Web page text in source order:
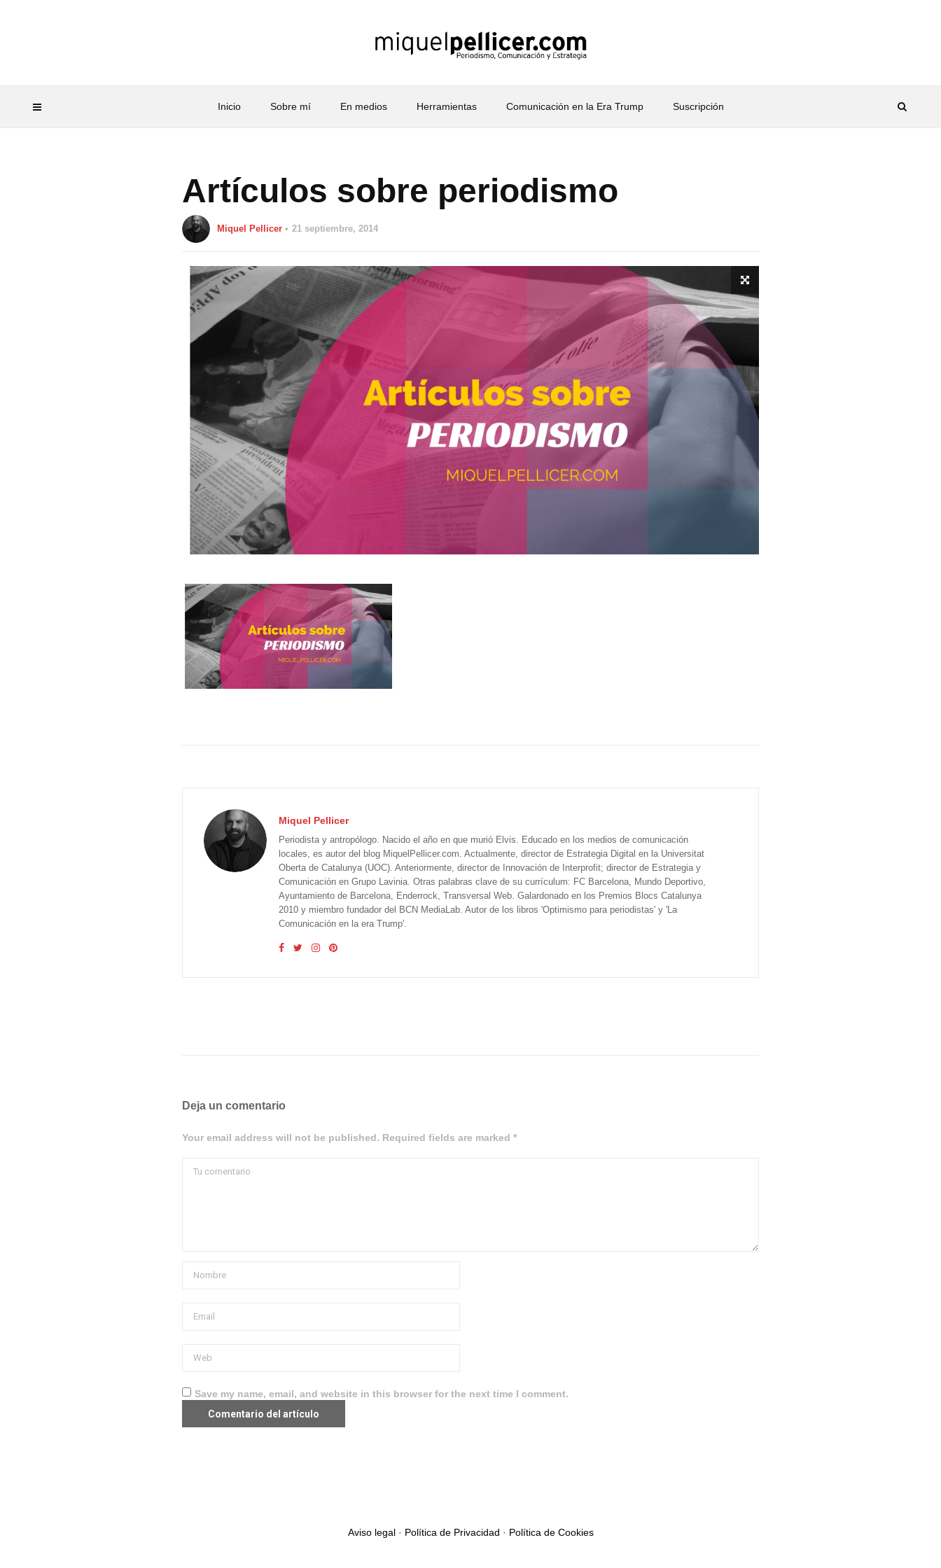
Inicio Sobre mí En medios Herramientas Comunicación en la Era Trump Suscripción
Artículos sobre periodismo
Miquel Pellicer 21 septiembre, 2014
Miquel Pellicer
Periodista y antropólogo. Nacido el año en que murió Elvis. Educado en los medios de comunicación
locales, es autor del blog MiquelPellicer.com. Actualmente, director de Estrategia Digital en la Universitat
Oberta de Catalunya (UOC). Anteriormente, director de Innovación de Interprofit; director de Estrategia y
Comunicación en Grupo Lavinia. Otras palabras clave de su currículum: FC Barcelona, Mundo Deportivo,
Ayuntamiento de Barcelona, Enderrock, Transversal Web. Galardonado en los Premios Blocs Catalunya
2010 y miembro fundador del BCN MediaLab. Autor de los libros 'Optimismo para periodistas' y 'La
Comunicación en la era Trump'.
Deja un comentario
Your email address will not be published. Required fields are marked *
Save my name, email, and website in this browser for the next time I comment.
Aviso legal· Política de Privacidad · Política de Cookies